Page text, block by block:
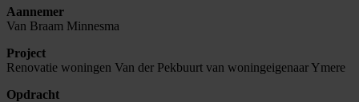
Aannemer
Van Braam Minnesma
Project
Renovatie woningen Van der Pekbuurt van woningeigenaar Ymere
Opdracht